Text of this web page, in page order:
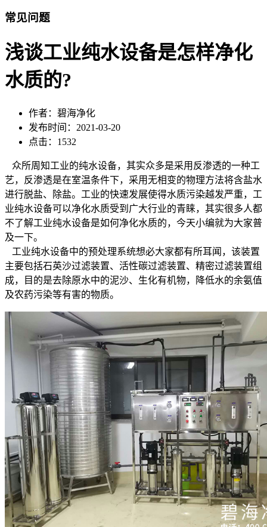
常见问题
浅谈工业纯水设备是怎样净化
水质的?
作者：碧海净化
发布时间：2021-03-20
点击：1532
众所周知工业的纯水设备，其实众多是采用反渗透的一种工
艺，反渗透是在室温条件下，采用无相变的物理方法将含盐水
进行脱盐、除盐。工业的快速发展使得水质污染越发严重，工
业纯水设备可以净化水质受到广大行业的青睐，其实很多人都
不了解工业纯水设备是如何净化水质的，今天小编就为大家普
及一下。
工业纯水设备中的预处理系统想必大家都有所耳闻，该装置
主要包括石英沙过滤装置、活性碳过滤装置、精密过滤装置组
成，目的是去除原水中的泥沙、生化有机物，降低水的余氨值
及农药污染等有害的物质。